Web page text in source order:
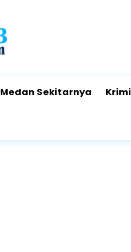
Medan Sekitarnya